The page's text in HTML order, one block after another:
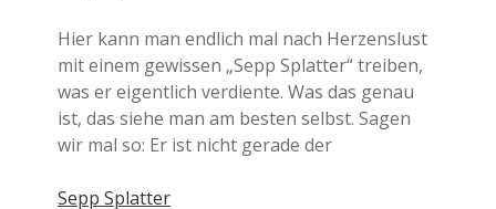
Hier kann man endlich mal nach Herzenslust
mit einem gewissen „Sepp Splatter“ treiben,
was er eigentlich verdiente. Was das genau
ist, das siehe man am besten selbst. Sagen
wir mal so: Er ist nicht gerade der
Sepp Splatter